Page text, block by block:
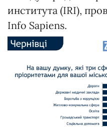
института (IRI),
Info Sapiens.